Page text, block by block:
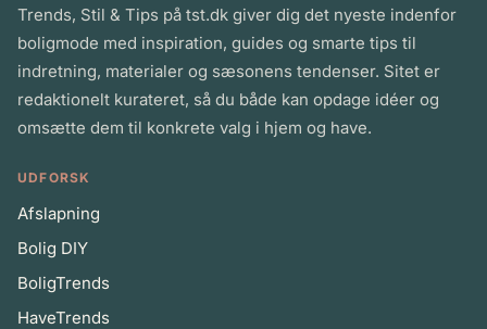
Trends, Stil & Tips på tst.dk giver dig det nyeste indenfor
boligmode med inspiration, guides og smarte tips til
indretning, materialer og sæsonens tendenser. Sitet er
redaktionelt kurateret, så du både kan opdage idéer og
omsætte dem til konkrete valg i hjem og have.
UDFORSK
Afslapning
Bolig DIY
BoligTrends
HaveTrends